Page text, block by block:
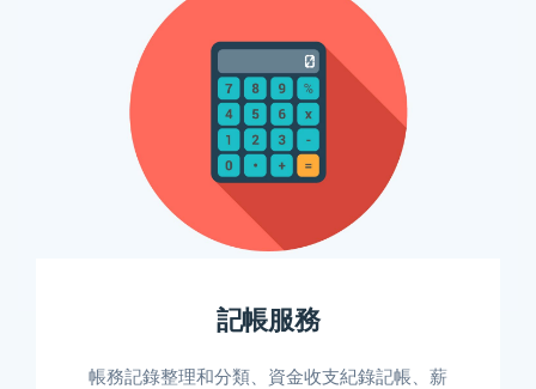
記帳服務
帳務記錄整理和分類、資金收支紀錄記帳、薪